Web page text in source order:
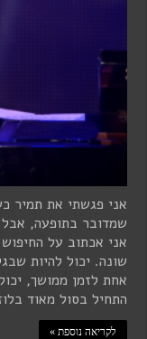
שמדובר בתופעה,
אני אכתוב על
שונה. יכול להיות
אחת לזמן ממושך,
התחיל בסול מאוד
לקריאה נוספת »